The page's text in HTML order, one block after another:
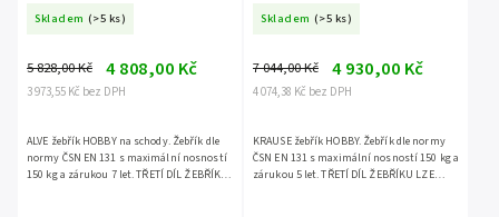
Skladem (>5 ks)
3 973,55 Kč bez DPH
5 828,00 Kč 4 808,00 Kč
ALVE žebřík HOBBY na schody. Žebřík dle
normy ČSN EN 131 s maximální nosností
150 kg a zárukou 7 let. TŘETÍ DÍL ŽEBŘÍKU
Skladem (>5 ks)
4 074,38 Kč bez DPH
7 044,00 Kč 4 930,00 Kč
KRAUSE žebřík HOBBY. Žebřík dle normy
ČSN EN 131 s maximální nosností 150 kg a
zárukou 5 let. TŘETÍ DÍL ŽEBŘÍKU LZE